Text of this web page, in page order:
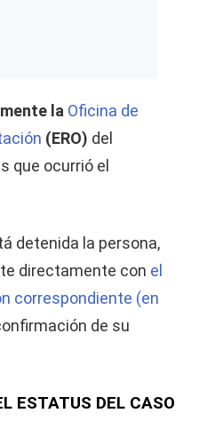
la Oficina de
(ERO) del
que ocurrió el
detenida la persona,
directamente con el
correspondiente (en
de su
ESTATUS DEL CASO